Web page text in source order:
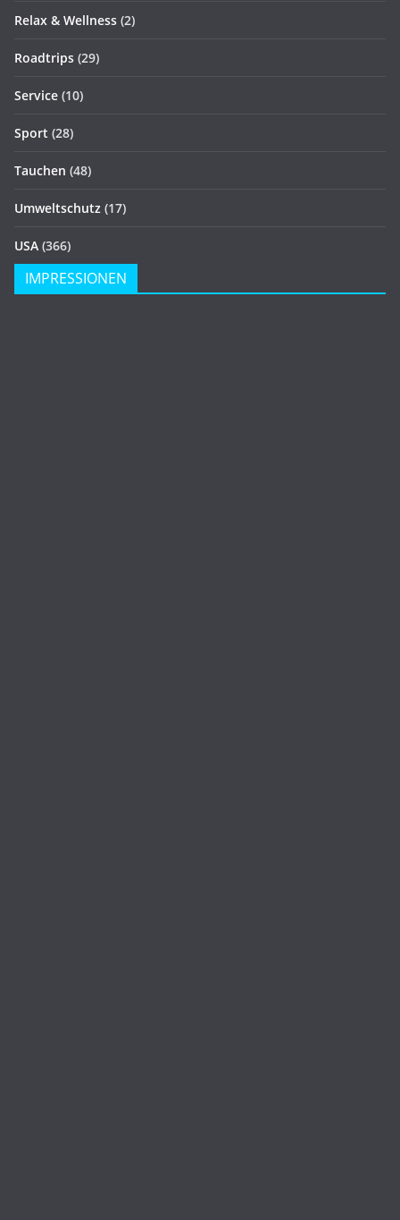
Relax & Wellness (2)
Roadtrips (29)
Service (10)
Sport (28)
Tauchen (48)
Umweltschutz (17)
USA (366)
IMPRESSIONEN